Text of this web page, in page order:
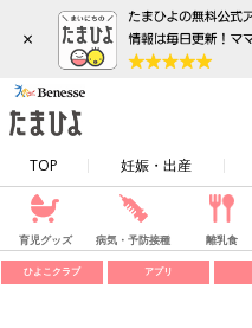
×
TOP 妊娠・出産
育児グッズ 病気・予防接種 離乳食
ひよこクラブ アプリ